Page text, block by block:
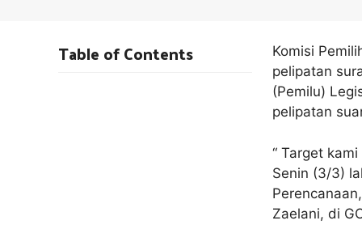
Komisi
pelipatan
(Pemilu)
pelipatan
“ Target
Senin (3/3)
Zaelani, di
Table of Contents